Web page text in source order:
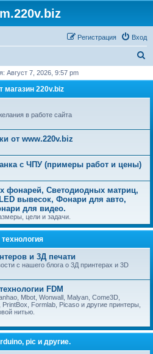
Вход
Регистрация
с
Август 7, 2026, 9:57 pm
магазин 220v.biz
в работе сайта
от www.220v.biz
с ЧПУ (примеры работ и цены)
фонарей, Светодиодных матриц,
вывесок, Фонари для авто,
для видео.
цели и задачи.
технология
и 3Д печати
с нашего блога о 3Д принтерах и 3D
FDM
Mbot, Wonwall, Malyan, Come3D,
Formlab, Picaso и другие принтеры,
нитью.
pic и другие.